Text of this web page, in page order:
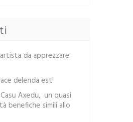
da apprezzare:
delenda est!
Axedu, un quasi
benefiche simili allo